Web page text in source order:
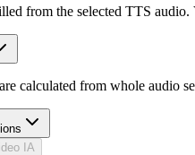
from the selected TTS audio.
calculated from whole audio
IA